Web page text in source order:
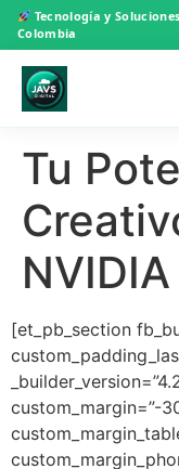
Tecnología y
Colombia
Tu
[et_pb_section
custom_margin=”-